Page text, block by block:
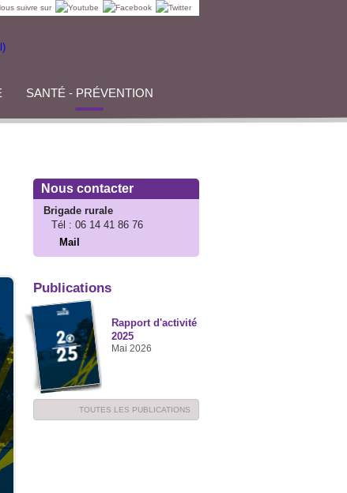
suivre sur
SANTÉ - PRÉVENTION
Nous contacter
Brigade rurale
Tél : 06 14 41 86 76
Mail
Publications
Rapport d'activité
2025
Mai 2026
TOUTES LES PUBLICATIONS